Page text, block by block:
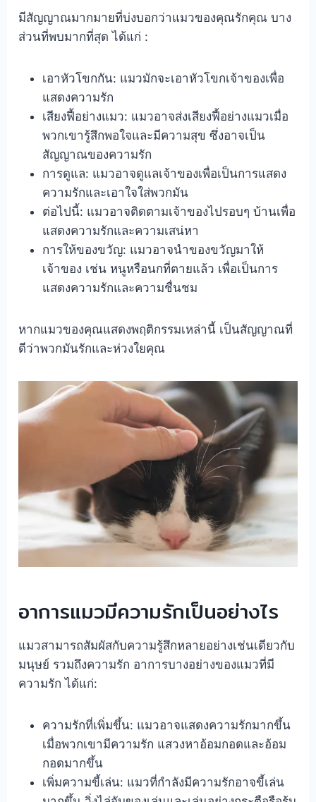
มีสัญญาณมากมายที่บ่งบอกว่าแมวของคุณรักคุณ บาง
ส่วนที่พบมากที่สุด ได้แก่ :
เอาหัวโขกกัน: แมวมักจะเอาหัวโขกเจ้าของเพื่อ
แสดงความรัก
เสียงฟี้อย่างแมว: แมวอาจส่งเสียงฟี้อย่างแมวเมื่อ
พวกเขารู้สึกพอใจและมีความสุข ซึ่งอาจเป็น
สัญญาณของความรัก
การดูแล: แมวอาจดูแลเจ้าของเพื่อเป็นการแสดง
ความรักและเอาใจใส่พวกมัน
ต่อไปนี้: แมวอาจติดตามเจ้าของไปรอบๆ บ้านเพื่อ
แสดงความรักและความเสน่หา
การให้ของขวัญ: แมวอาจนำของขวัญมาให้
เจ้าของ เช่น หนูหรือนกที่ตายแล้ว เพื่อเป็นการ
แสดงความรักและความชื่นชม
หากแมวของคุณแสดงพฤติกรรมเหล่านี้ เป็นสัญญาณที่
ดีว่าพวกมันรักและห่วงใยคุณ
อาการแมวมีความรักเป็นอย่างไร
แมวสามารถสัมผัสกับความรู้สึกหลายอย่างเช่นเดียวกับ
มนุษย์ รวมถึงความรัก อาการบางอย่างของแมวที่มี
ความรัก ได้แก่:
ความรักที่เพิ่มขึ้น: แมวอาจแสดงความรักมากขึ้น
เมื่อพวกเขามีความรัก แสวงหาอ้อมกอดและอ้อม
กอดมากขึ้น
เพิ่มความขี้เล่น: แมวที่กำลังมีความรักอาจขี้เล่น